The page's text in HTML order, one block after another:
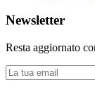
Newsletter
Resta aggiornato